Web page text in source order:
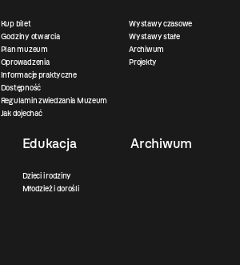
Kup bilet
Godziny otwarcia
Plan muzeum
Oprowadzenia
Informacje praktyczne
Dostępność
Regulamin zwiedzania Muzeum
Jak dojechać
Wystawy czasowe
Wystawy stałe
Archiwum
Projekty
Edukacja
Dzieci i rodziny
Młodzież i dorośli
Archiwum